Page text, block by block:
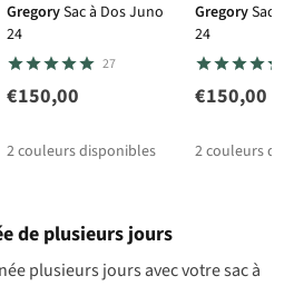
GregorySac à Dos Juno
24
27
€150,00
2couleurs disponibles
GregorySac à
24
€150,00
2couleurs
de plusieurs jours
plusieurs jours avec votre sac à